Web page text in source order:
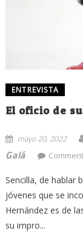
ENTREVISTA
El oficio de
mayo 20, 2022
Galá
Sencilla, de hablar
jóvenes que se
Hernández es de
su impro...